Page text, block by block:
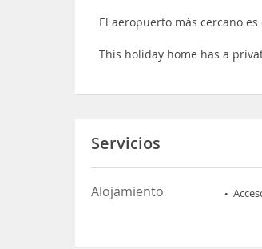
El aeropuerto más cercano
This holiday home has a
Servicios
Alojamiento